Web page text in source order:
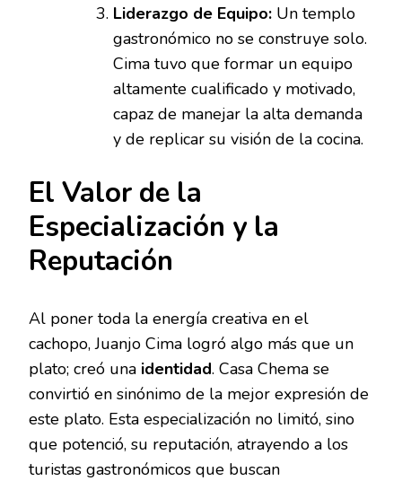
Liderazgo de Equipo: Un templo
gastronómico no se construye solo.
Cima tuvo que formar un equipo
altamente cualificado y motivado,
capaz de manejar la alta demanda
y de replicar su visión de la cocina.
El Valor de la
Especialización y la
Reputación
Al poner toda la energía creativa en el
cachopo, Juanjo Cima logró algo más que un
plato; creó una identidad. Casa Chema se
convirtió en sinónimo de la mejor expresión de
este plato. Esta especialización no limitó, sino
que potenció, su reputación, atrayendo a los
turistas gastronómicos que buscan